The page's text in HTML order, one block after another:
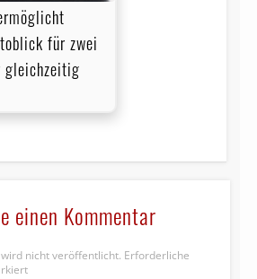
für zwei
gleichzeitig
einen Kommentar
nicht veröffentlicht. Erforderliche